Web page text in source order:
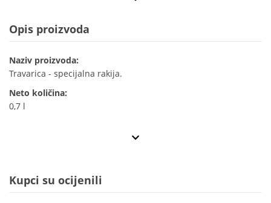
Opis proizvoda
Naziv proizvoda:
Travarica - specijalna rakija.
Neto količina:
0,7 l
Kupci su ocijenili